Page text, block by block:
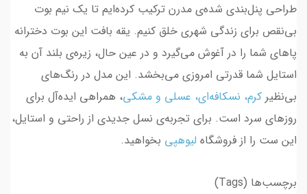
طراحی پنل‌بندی شده‌ی مدرن ترکیب کرده‌ایم تا یک نیم بوت
بی‌نقص برای زندگی شهری خلق کنیم. یقه بافت این بوت دخترانه
پاهای شما را در آغوش می‌گیرد و در عین حال، زیره‌ی بلند آن به
استایل شما قدرتی امروزی می‌بخشد. این مدل در رنگ‌های
بی‌نظیر کرم، نسکافه‌ای، عسلی و مشکی، همراهی ایده‌آل برای
روزهای سرد است. برای تجربه‌ی نسل جدیدی از راحتی و استایل،
این ست را از فروشگاه لیوهپی بخواهید.
برچسب‌ها (Tags)